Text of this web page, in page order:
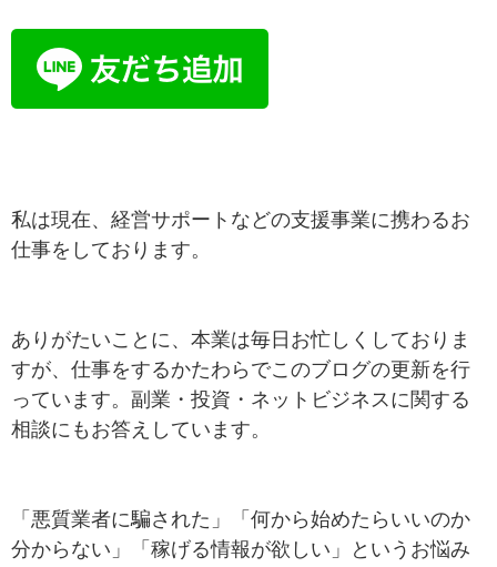
私は現在、経営サポートなどの支援事業に携わるお
仕事をしております。
ありがたいことに、本業は毎日お忙しくしておりま
すが、仕事をするかたわらでこのブログの更新を行
っています。副業・投資・ネットビジネスに関する
相談にもお答えしています。
「悪質業者に騙された」「何から始めたらいいのか
分からない」「稼げる情報が欲しい」というお悩み